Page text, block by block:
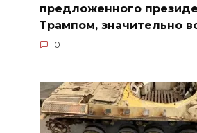
предложенного
Трампом, значительно
0